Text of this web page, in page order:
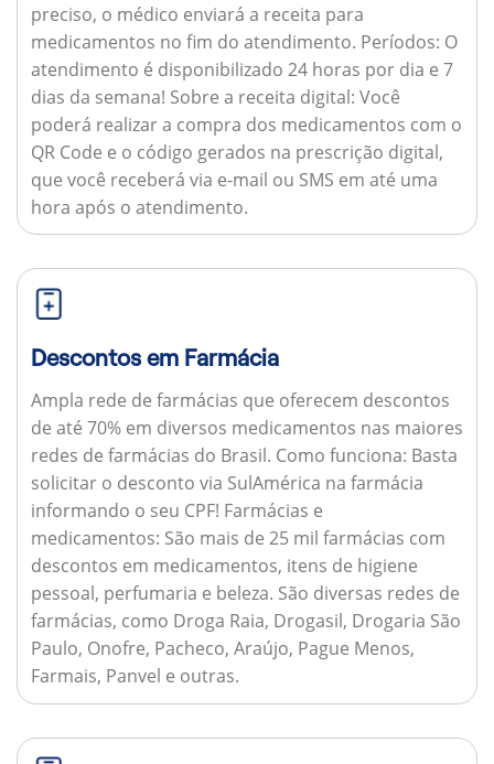
preciso, o médico enviará a receita para
medicamentos no fim do atendimento. Períodos: O
atendimento é disponibilizado 24 horas por dia e 7
dias da semana! Sobre a receita digital: Você
poderá realizar a compra dos medicamentos com o
QR Code e o código gerados na prescrição digital,
que você receberá via e-mail ou SMS em até uma
hora após o atendimento.
Descontos em Farmácia
Ampla rede de farmácias que oferecem descontos
de até 70% em diversos medicamentos nas maiores
redes de farmácias do Brasil. Como funciona: Basta
solicitar o desconto via SulAmérica na farmácia
informando o seu CPF! Farmácias e
medicamentos: São mais de 25 mil farmácias com
descontos em medicamentos, itens de higiene
pessoal, perfumaria e beleza. São diversas redes de
farmácias, como Droga Raia, Drogasil, Drogaria São
Paulo, Onofre, Pacheco, Araújo, Pague Menos,
Farmais, Panvel e outras.